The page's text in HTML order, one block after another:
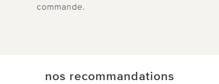
commande.
nos recommandations